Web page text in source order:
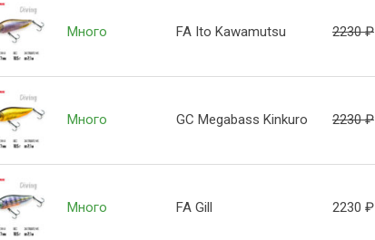
Много FA Ito Kawamutsu 2230₽
Много GC Megabass Kinkuro 2230₽
Много FA Gill 2230 ₽